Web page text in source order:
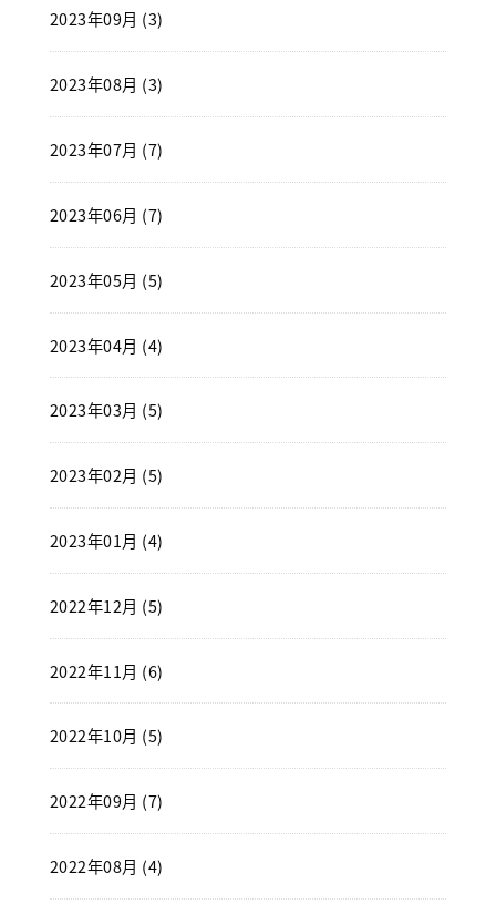
2023年09月 (3)
2023年08月 (3)
2023年07月 (7)
2023年06月 (7)
2023年05月 (5)
2023年04月 (4)
2023年03月 (5)
2023年02月 (5)
2023年01月 (4)
2022年12月 (5)
2022年11月 (6)
2022年10月 (5)
2022年09月 (7)
2022年08月 (4)